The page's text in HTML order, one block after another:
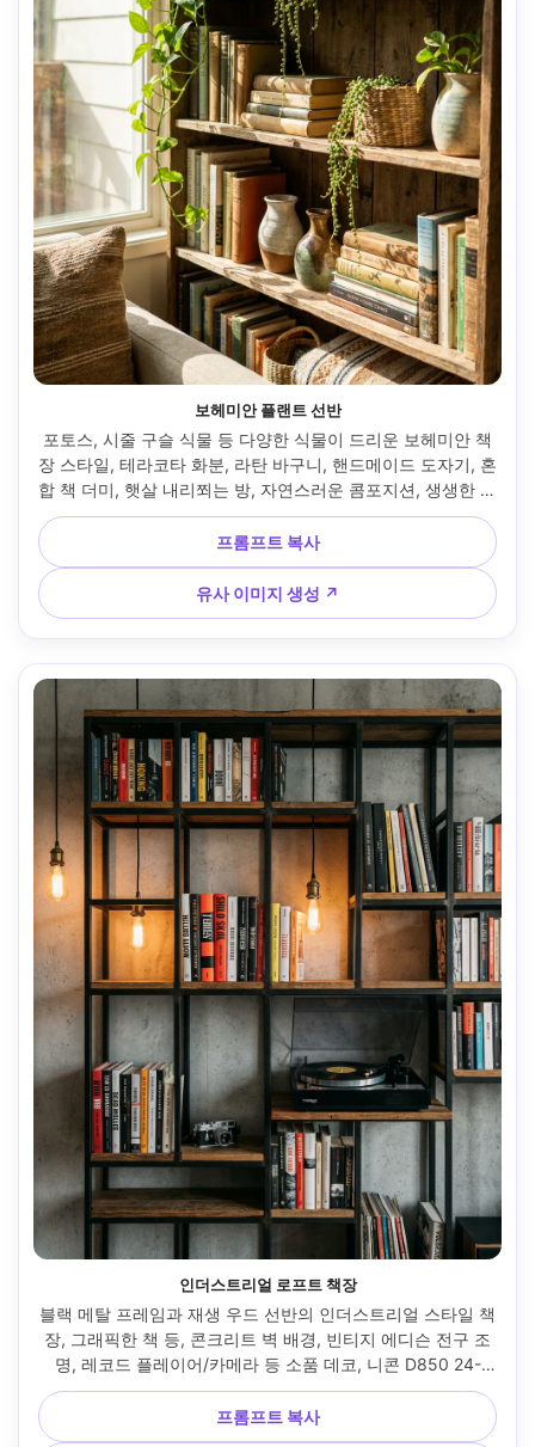
보헤미안 플랜트 선반
포토스, 시줄 구슬 식물 등 다양한 식물이 드리운 보헤미안 책
장 스타일, 테라코타 화분, 라탄 바구니, 핸드메이드 도자기, 혼
합 책 더미, 햇살 내리쬐는 방, 자연스러운 콤포지션, 생생한 초
록, 사실적 질감, 라이프스타일 인테리어 사진, 소니 A7R V
35mm f/2.0 --ar 4:5
프롬프트 복사
유사 이미지 생성 ↗
인더스트리얼 로프트 책장
블랙 메탈 프레임과 재생 우드 선반의 인더스트리얼 스타일 책
장, 그래픽한 책 등, 콘크리트 벽 배경, 빈티지 에디슨 전구 조
명, 레코드 플레이어/카메라 등 소품 데코, 니콘 D850 24-
70mm 35mm f/2.8, 강한 선, 높은 선명도, 영화적 명암 --ar
4:5
프롬프트 복사